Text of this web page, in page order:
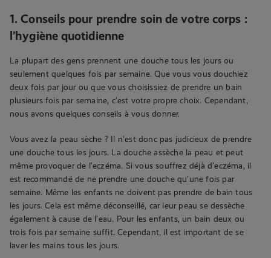
1. Conseils pour prendre soin de votre corps :
l’hygiène quotidienne
La plupart des gens prennent une douche tous les jours ou
seulement quelques fois par semaine. Que vous vous douchiez
deux fois par jour ou que vous choisissiez de prendre un bain
plusieurs fois par semaine, c’est votre propre choix. Cependant,
nous avons quelques conseils à vous donner.
Vous avez la peau sèche ? Il n’est donc pas judicieux de prendre
une douche tous les jours. La douche assèche la peau et peut
même provoquer de l’eczéma. Si vous souffrez déjà d’eczéma, il
est recommandé de ne prendre une douche qu’une fois par
semaine. Même les enfants ne doivent pas prendre de bain tous
les jours. Cela est même déconseillé, car leur peau se dessèche
également à cause de l’eau. Pour les enfants, un bain deux ou
trois fois par semaine suffit. Cependant, il est important de se
laver les mains tous les jours.